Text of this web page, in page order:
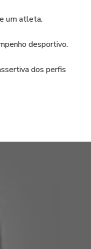
um atleta.
desportivo.
dos perfis